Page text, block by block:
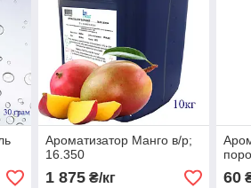
Ароматизатор Манго в/р;
16.350
1 875₴/кг 60